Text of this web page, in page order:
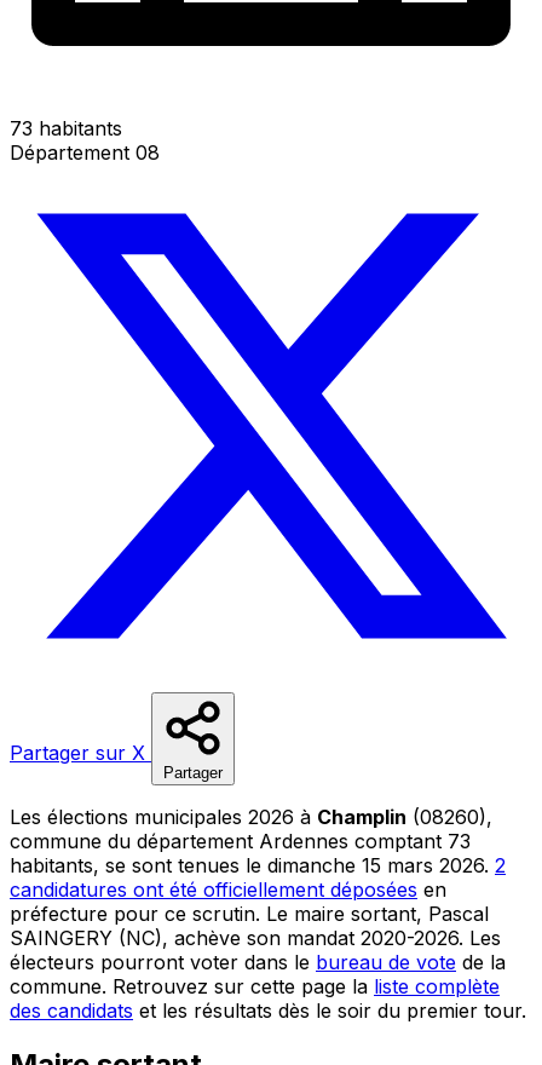
73 habitants
Département 08
Partager sur X
Partager
Les élections municipales 2026 à Champlin (08260),
commune du département Ardennes comptant 73
habitants, se sont tenues le dimanche 15 mars 2026. 2
candidatures ont été officiellement déposées en
préfecture pour ce scrutin. Le maire sortant, Pascal
SAINGERY (NC), achève son mandat 2020-2026. Les
électeurs pourront voter dans le bureau de vote de la
commune. Retrouvez sur cette page la liste complète
des candidats et les résultats dès le soir du premier tour.